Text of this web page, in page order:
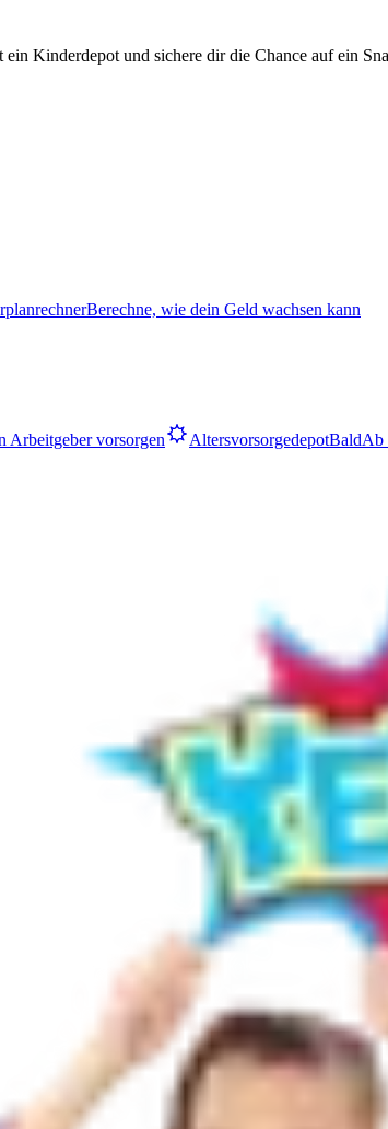
ein Kinderdepot und sichere dir die Chance auf ein
Berechne, wie dein Geld wachsen kann
Arbeitgeber vorsorgen AltersvorsorgedepotBaldAb